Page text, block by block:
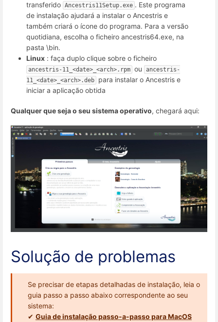
transferido Ancestris11Setup.exe . Este programa
de instalação ajudará a instalar o Ancestris e
também criará o ícone do programa. Para a versão
quotidiana, escolha o ficheiro ancestris64.exe, na
pasta \bin.
Linux : faça duplo clique sobre o ficheiro
ancestris-11_<date>_<arch>.rpm ou
ancestris-
11_<date>_<arch>.deb
para instalar o Ancestris e
iniciar a aplicação obtida
Qualquer que seja o seu sistema operativo, chegará aqui:
Solução de problemas
Se precisar de etapas detalhadas de instalação, leia o
guia passo a passo abaixo correspondente ao seu
sistema:
✔ Guia de instalação passo-a-passo para MacOS